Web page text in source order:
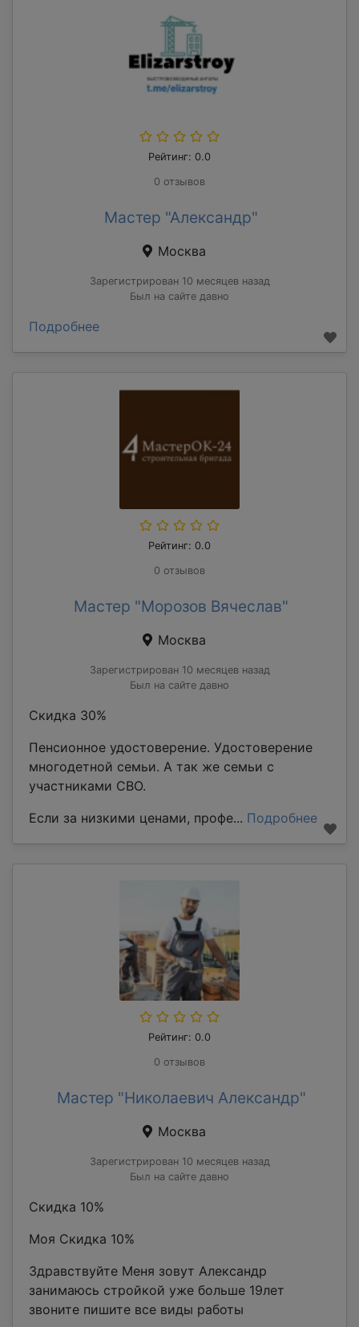
Рейтинг: 0.0
0 отзывов
Мастер "Александр"
Москва
Зарегистрирован 10 месяцев назад
Был на сайте давно
Подробнее
Рейтинг: 0.0
0 отзывов
Мастер "Морозов Вячеслав"
Москва
Зарегистрирован 10 месяцев назад
Был на сайте давно
Скидка 30%
Пенсионное удостоверение. Удостоверение
многодетной семьи. А так же семьи с
участниками СВО.
Если за низкими ценами, профе... Подробнее
Рейтинг: 0.0
0 отзывов
Мастер "Николаевич Александр"
Москва
Зарегистрирован 10 месяцев назад
Был на сайте давно
Скидка 10%
Моя Скидка 10%
Здравствуйте Меня зовут Александр
занимаюсь стройкой уже больше 19лет
звоните пишите все виды работы